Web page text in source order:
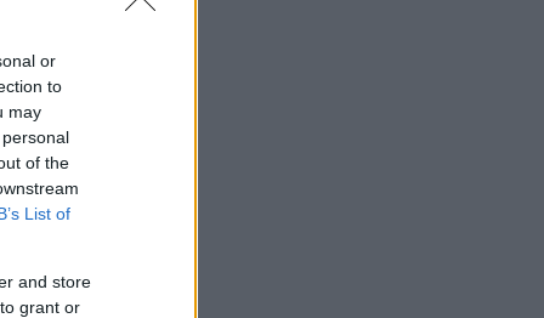
or
to
may
of the
List of
and store
grant or